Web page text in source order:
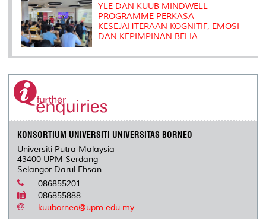
YLE DAN KUUB MINDWELL
PROGRAMME PERKASA
KESEJAHTERAAN KOGNITIF, EMOSI
DAN KEPIMPINAN BELIA
KONSORTIUM UNIVERSITI UNIVERSITAS BORNEO
Universiti Putra Malaysia
43400 UPM Serdang
Selangor Darul Ehsan
086855201
086855888
kuuborneo@upm.edu.my